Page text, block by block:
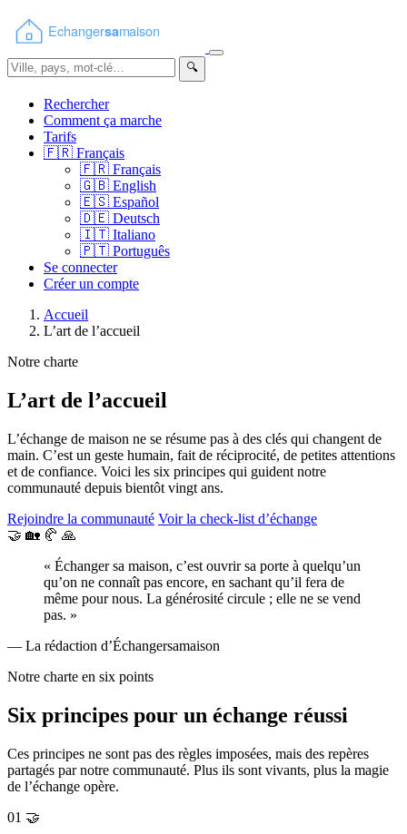
🔍
Rechercher
Comment ça marche
Tarifs
🇫🇷 Français
🇫🇷 Français
🇬🇧 English
🇪🇸 Español
🇩🇪 Deutsch
🇮🇹 Italiano
🇵🇹 Português
Se connecter
Créer un compte
Accueil
L’art de l’accueil
Notre charte
L’art de l’accueil
L’échange de maison ne se résume pas à des clés qui changent de
main. C’est un geste humain, fait de réciprocité, de petites attentions
et de confiance. Voici les six principes qui guident notre
communauté depuis bientôt vingt ans.
Rejoindre la communauté Voir la check-list d’échange
🤝 🏡 🥐 🙏
« Échanger sa maison, c’est ouvrir sa porte à quelqu’un
qu’on ne connaît pas encore, en sachant qu’il fera de
même pour nous. La générosité circule ; elle ne se vend
pas. »
— La rédaction d’Échangersamaison
Notre charte en six points
Six principes pour un échange réussi
Ces principes ne sont pas des règles imposées, mais des repères
partagés par notre communauté. Plus ils sont vivants, plus la magie
de l’échange opère.
01 🤝